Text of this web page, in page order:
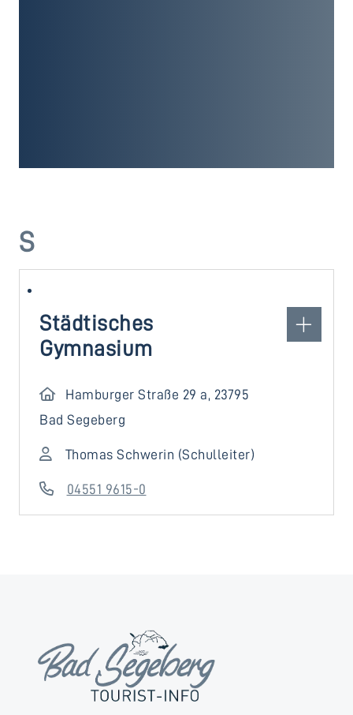
S
Städtisches
Gymnasium
Hamburger Straße 29 a, 23795
Bad Segeberg
Thomas Schwerin (Schulleiter)
04551 9615-0